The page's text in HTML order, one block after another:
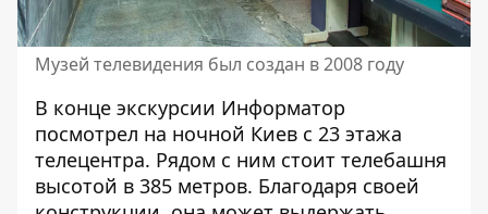
Музей телевидения был создан в 2008 году
В конце экскурсии Информатор
посмотрел на ночной Киев с 23 этажа
телецентра. Рядом с ним стоит телебашня
высотой в 385 метров. Благодаря своей